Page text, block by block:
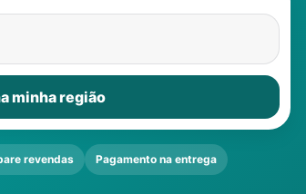
minha região
revendas Pagamento na entrega